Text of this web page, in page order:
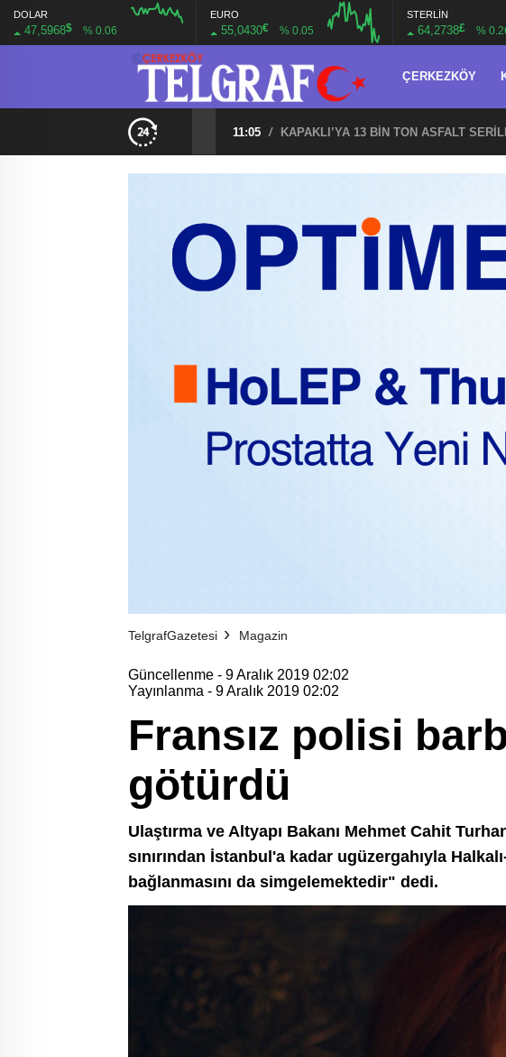
DOLAR
47,5968$ % 0.06
EURO
55,0430€ % 0.05
STERLİN
64,2738£ %
ÇERKEZKÖY
11:05 / KAPAKLI’YA 13 BİN TON ASFALT
TelgrafGazetesi Magazin
Güncellenme - 9 Aralık 2019 02:02
Yayınlanma - 9 Aralık 2019 02:02
Fransız polisi
götürdü
Ulaştırma ve Altyapı Bakanı Mehmet Cahit
sınırından İstanbul'a kadar ugüzergahıyla
bağlanmasını da simgelemektedir" dedi.